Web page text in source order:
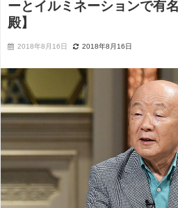
ーとイルミネーションで有
殿】
2018年8月16日 2018年8月16日